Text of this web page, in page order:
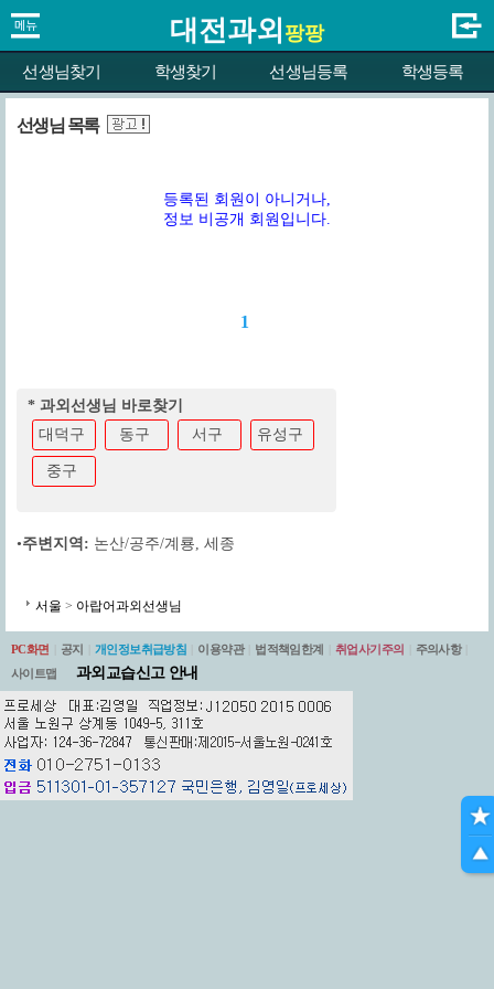
대전과외 팡팡
선생님찾기 학생찾기 선생님등록 학생등록
선생님 목록
등록된 회원이 아니거나,
정보 비공개 회원입니다.
1
* 과외선생님 바로찾기
대덕구
동구 서구 유성구
중구
•주변지역: 논산/공주/계룡, 세종
서울 > 아랍어과외선생님
PC화면 공지 개인정보취급방침 이용약관 법적책임한계 취업사기주의 주의사항
사이트맵
과외교습신고 안내